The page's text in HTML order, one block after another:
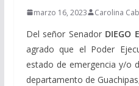
marzo 16, 2023 Carolina
Del señor Senador DIEGO
agrado que el Poder
estado de emergencia y/o
departamento de